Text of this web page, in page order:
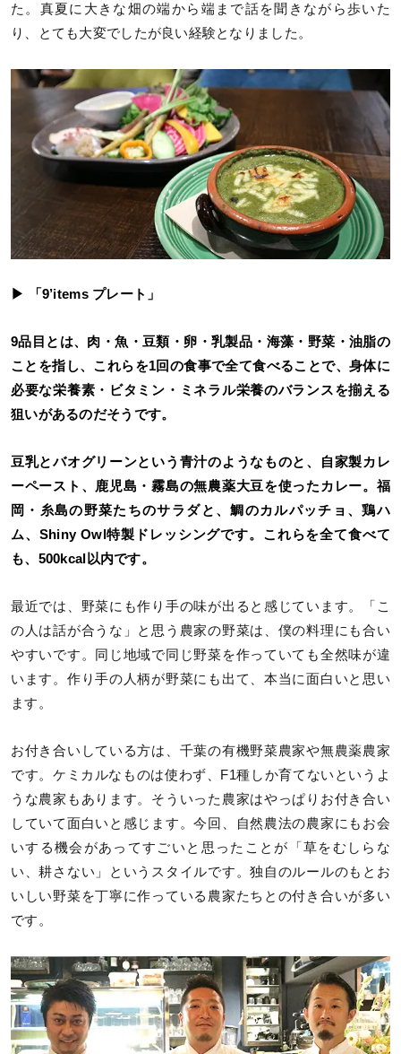
た。真夏に大きな畑の端から端まで話を聞きながら歩いた
り、とても大変でしたが良い経験となりました。
▶ 「9’items プレート」
9品目とは、肉・魚・豆類・卵・乳製品・海藻・野菜・油脂の
ことを指し、これらを1回の食事で全て食べることで、身体に
必要な栄養素・ビタミン・ミネラル栄養のバランスを揃える
狙いがあるのだそうです。
豆乳とバオグリーンという青汁のようなものと、自家製カレ
ーペースト、鹿児島・霧島の無農薬大豆を使ったカレー。福
岡・糸島の野菜たちのサラダと、鯛のカルパッチョ、鶏ハ
ム、Shiny Owl特製ドレッシングです。これらを全て食べて
も、500kcal以内です。
最近では、野菜にも作り手の味が出ると感じています。「こ
の人は話が合うな」と思う農家の野菜は、僕の料理にも合い
やすいです。同じ地域で同じ野菜を作っていても全然味が違
います。作り手の人柄が野菜にも出て、本当に面白いと思い
ます。
お付き合いしている方は、千葉の有機野菜農家や無農薬農家
です。ケミカルなものは使わず、F1種しか育てないというよ
うな農家もあります。そういった農家はやっぱりお付き合い
していて面白いと感じます。今回、自然農法の農家にもお会
いする機会があってすごいと思ったことが「草をむしらな
い、耕さない」というスタイルです。独自のルールのもとお
いしい野菜を丁寧に作っている農家たちとの付き合いが多い
です。